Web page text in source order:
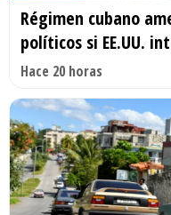
Régimen cubano
políticos si EE.UU.
Hace 20 horas